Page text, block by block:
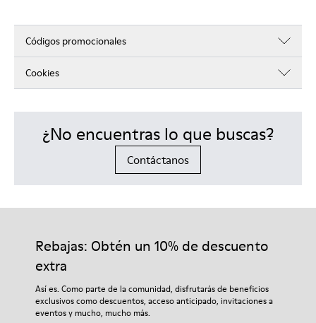
Códigos promocionales
Cookies
¿No encuentras lo que buscas?
Contáctanos
Rebajas: Obtén un 10% de descuento
extra
Así es. Como parte de la comunidad, disfrutarás de beneficios
exclusivos como descuentos, acceso anticipado, invitaciones a
eventos y mucho, mucho más.